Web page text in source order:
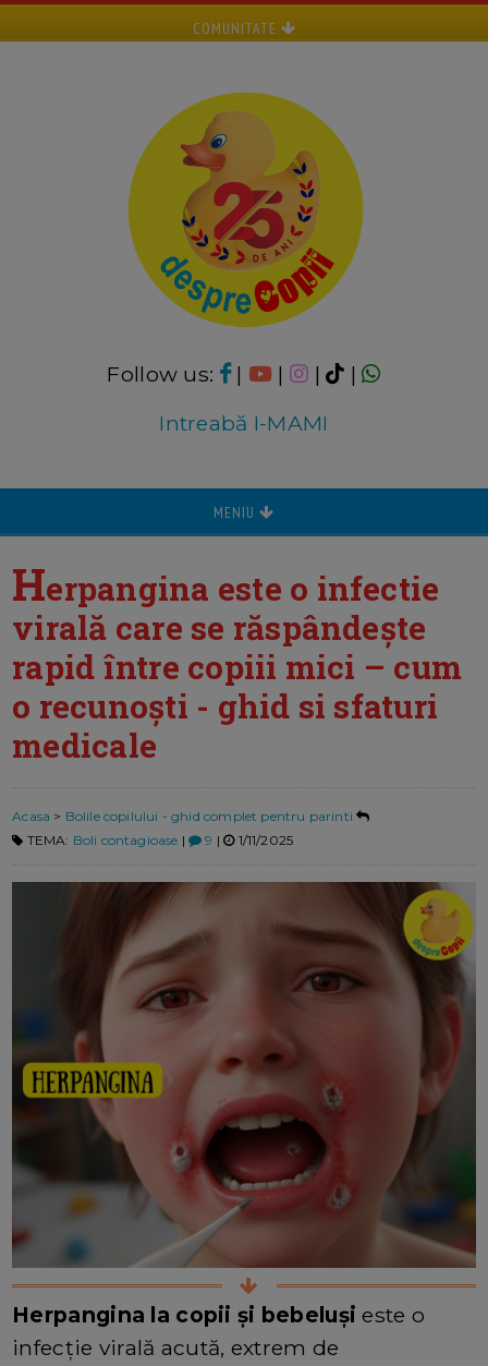
COMUNITATE
Follow us: | | |
|
Intreabă I-MAMI
MENIU
Herpangina este o infectie
virală care se răspândește
rapid între copiii mici – cum
o recunoști - ghid si sfaturi
medicale
Acasa > Bolile copilului - ghid complet pentru parinti
TEMA: Boli contagioase | 9 | 1/11/2025
Herpangina la copii și bebeluși este o
infecție virală acută, extrem de